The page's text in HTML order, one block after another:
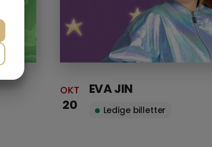
OKT
20
EVA JIN
Ledige billetter